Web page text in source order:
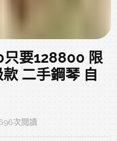
要128800 限
二手鋼琴 自
次閱讀